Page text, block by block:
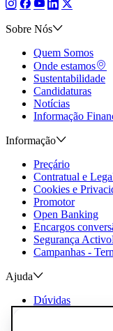
Sobre Nós
Quem Somos
Onde estamos
Sustentabilidade
Candidaturas
Notícias
Informação
Informação
Preçário
Contratual e
Cookies e
Promotor
Open Banking
Encargos
Segurança
Campanhas -
Ajuda
Dúvidas